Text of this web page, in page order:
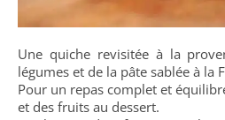
Une quiche revisitée à la
légumes et de la pâte sablée à la
Pour un repas complet et
et des fruits au dessert.